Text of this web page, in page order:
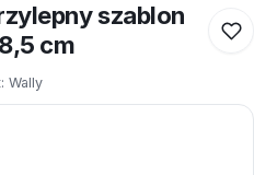
szablon
cm
Wally